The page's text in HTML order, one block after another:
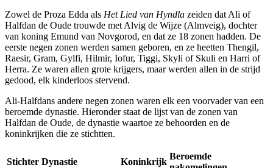
Zowel de Proza Edda als Het Lied van Hyndla zeiden dat Ali of
Halfdan de Oude trouwde met Alvig de Wijze (Almveig), dochter
van koning Emund van Novgorod, en dat ze 18 zonen hadden. De
eerste negen zonen werden samen geboren, en ze heetten Thengil,
Raesir, Gram, Gylfi, Hilmir, Iofur, Tiggi, Skyli of Skuli en Harri of
Herra. Ze waren allen grote krijgers, maar werden allen in de strijd
gedood, elk kinderloos stervend.
Ali-Halfdans andere negen zonen waren elk een voorvader van een
beroemde dynastie. Hieronder staat de lijst van de zonen van
Halfdan de Oude, de dynastie waartoe ze behoorden en de
koninkrijken die ze stichtten.
Stichter Dynastie Koninkrijk
Beroemde